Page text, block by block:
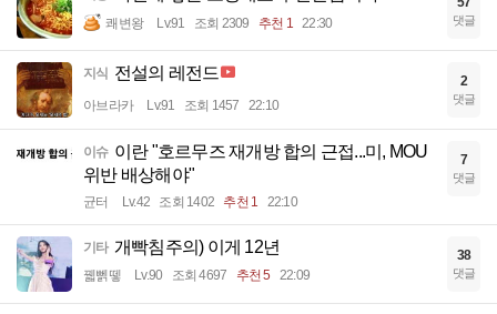
쾌변왕 Lv.91 조회 2309 추천 1 22:30 댓글
지식 전설의 레전드
아브라카 Lv.91 조회 1457 22:10
2
댓글
이슈 이란 "호르무즈 재개방 합의 근접...미, MOU
위반 배상해야"
균터 Lv.42 조회 1402 추천 1 22:10
7
댓글
기타 개빡침주의) 이게 12년
꿻뻵뗗 Lv.90 조회 4697 추천 5 22:09
38
댓글